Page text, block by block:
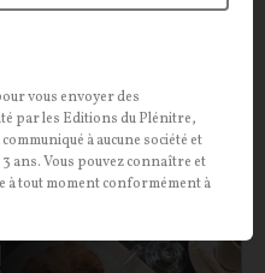
vous envoyer des
par les Editions du Plénitre,
à aucune société et
ans. Vous pouvez connaître et
à tout moment conformément à